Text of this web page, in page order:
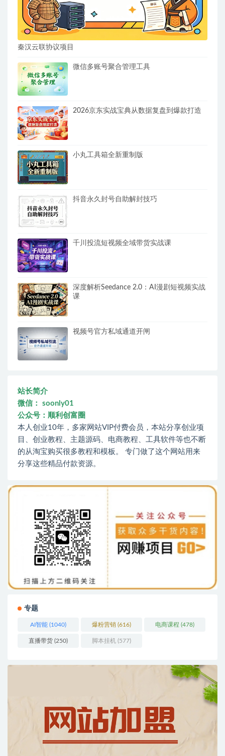
秦汉云联协议项目
微信多账号聚合管理工具
2026京东实战宝典从数据复盘到爆款打造
小丸工具箱全新重制版
抖音永久封号自助解封技巧
千川投流短视频全域带货实战课
深度解析Seedance 2.0：AI漫剧短视频实战
课
视频号官方私域通道开闸
站长简介
微信： soonly01
公众号：顺利创富圈
本人创业10年，多家网站VIP付费会员，本站分享创业项
目、创业教程、主题源码、电商教程、工具软件等也不断
的从淘宝购买很多教程和模板。 专门做了这个网站用来
分享这些精品付款资源。
专题
AI智能 (1040) 爆粉营销 (616) 电商课程 (478)
直播带货 (250) 脚本挂机 (577)